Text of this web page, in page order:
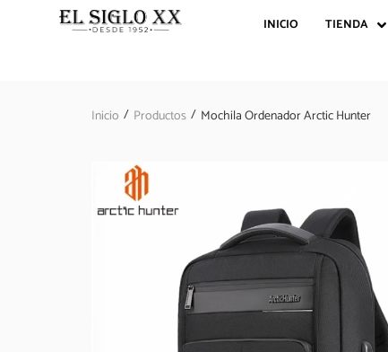
INICIO TIENDA
Inicio / Productos / Mochila Ordenador Arctic Hunter